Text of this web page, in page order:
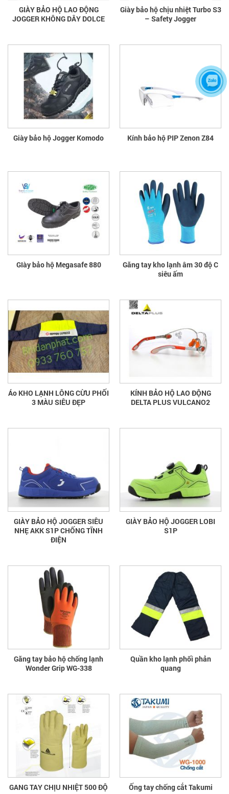
GIÀY BẢO HỘ LAO ĐỘNG
JOGGER KHÔNG DÂY DOLCE
Giày bảo hộ chịu nhiệt Turbo S3
– Safety Jogger
Giày bảo hộ Jogger Komodo Kính bảo hộ PIP Zenon Z84
GIày bảo hộ Megasafe 880
Găng tay kho lạnh âm 30 độ C
siêu ấm
Áo KHO LẠNH LÔNG CỪU PHỐI
3 MÀU SIÊU ĐẸP
KÍNH BẢO HỘ LAO ĐỘNG
DELTA PLUS VULCANO2
GIÀY BẢO HỘ JOGGER SIÊU
NHẸ AKK S1P CHỐNG TĨNH
ĐIỆN
GIÀY BẢO HỘ JOGGER LOBI
S1P
Găng tay bảo hộ chống lạnh
Wonder Grip WG-338
Quần kho lạnh phối phản
quang
GANG TAY CHỊU NHIỆT 500 ĐỘ
Ống tay chống cắt Takumi